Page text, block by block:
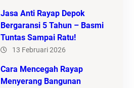
Jasa Anti Rayap Depok
Bergaransi 5 Tahun – Basmi
Tuntas Sampai Ratu!
13 Februari 2026
Cara Mencegah Rayap
Menyerang Bangunan